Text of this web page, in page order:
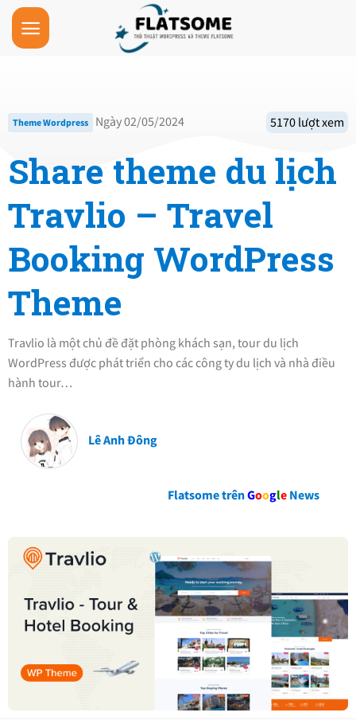
Skip
content
Theme Wordpress Ngày 02/05/2024 5170 lượt xem
Share theme du lịch
Travlio – Travel
Booking WordPress
Theme
Travlio là một chủ đề đặt phòng khách sạn, tour du lịch
WordPress được phát triển cho các công ty du lịch và nhà điều
hành tour…
Lê Anh Đông
Flatsome trênGoogle News